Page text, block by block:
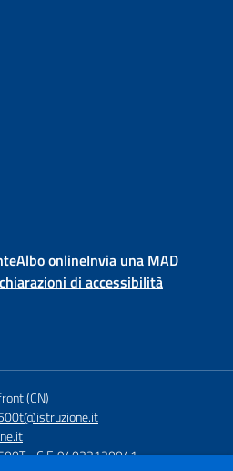
Albo onlineInvia una MAD
di accessibilità
(CN)
- C.F. 94033130041